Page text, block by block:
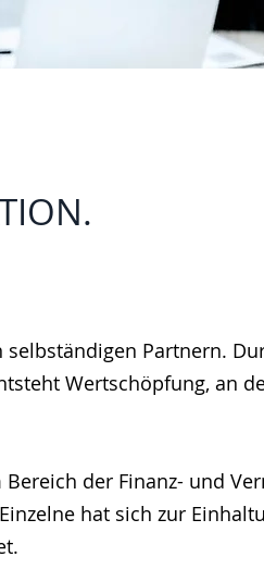
Partnern.
Wertschöpfung, an
der Finanz- und
hat sich zur